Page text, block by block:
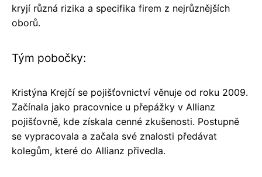
kryjí různá rizika a specifika firem z nejrůznějších
oborů.
Tým pobočky:
Kristýna Krejčí se pojišťovnictví věnuje od roku 2009.
Začínala jako pracovnice u přepážky v Allianz
pojišťovně, kde získala cenné zkušenosti. Postupně
se vypracovala a začala své znalosti předávat
kolegům, které do Allianz přivedla.